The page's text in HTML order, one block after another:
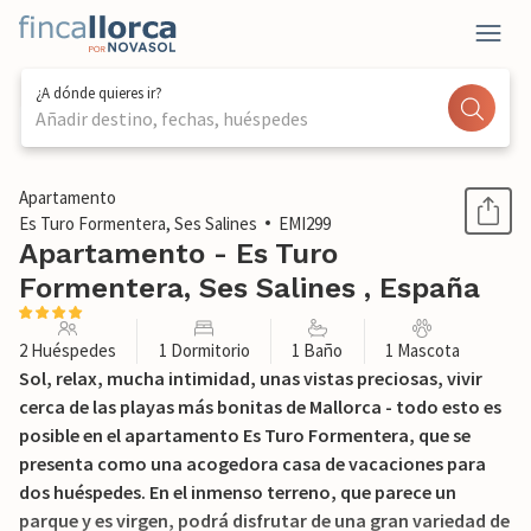
¿A dónde quieres ir?
Añadir destino, fechas, huéspedes
1 / 32
Apartamento
Es Turo Formentera, Ses Salines
EMI299
Apartamento - Es Turo
Formentera, Ses Salines , España
2 Huéspedes 1 Dormitorio 1 Baño 1 Mascota
Sol, relax, mucha intimidad, unas vistas preciosas, vivir
cerca de las playas más bonitas de Mallorca - todo esto es
posible en el apartamento Es Turo Formentera, que se
presenta como una acogedora casa de vacaciones para
dos huéspedes. En el inmenso terreno, que parece un
parque y es virgen, podrá disfrutar de una gran variedad de